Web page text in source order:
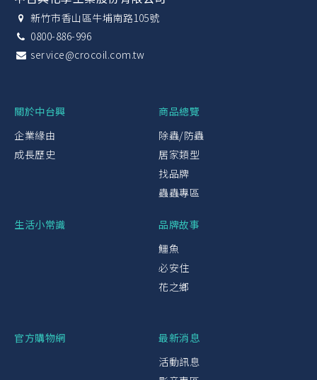
新竹市香山區牛埔南路105號
0800-886-996
service@crocoil.com.tw
關於中台興
企業緣由
成長歷史
商品總覽
除蟲/防蟲
居家類型
找品牌
蟲蟲專區
生活小常識
品牌故事
鱷魚
必安住
花之鄉
官方購物網
最新消息
活動訊息